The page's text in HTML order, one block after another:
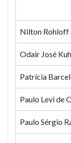
Nilton Rohloff
Odair José
Patrícia
Paulo Levi de
Paulo Sérgio